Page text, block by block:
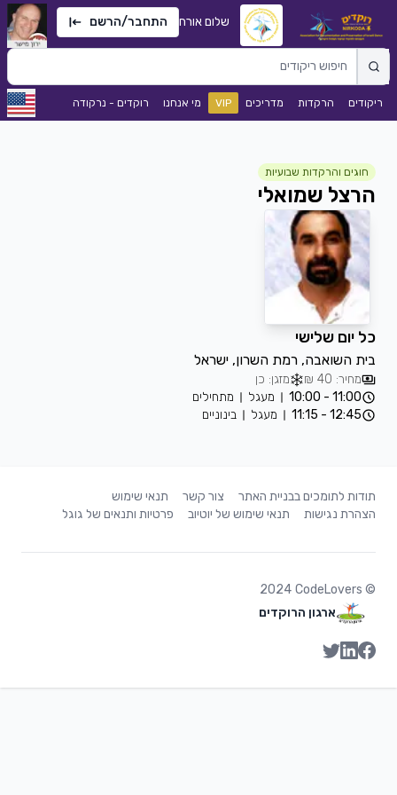
שלום אורח התחבר/הרשם
ריקודים הרקדות מדריכים VIP מי אנחנו רוקדים - נרקודה
חוגים והרקדות שבועיות
הרצל שמואלי
כל יום שלישי
בית השואבה, רמת השרון, ישראל
מחיר: 40 ₪
מזגן: כן
11:00 - 10:00
מעגל
מתחילים
12:45 - 11:15
מעגל בינוניים
תודות לתומכים בבניית האתר צור קשר
תנאי שימוש
הצהרת נגישות
תנאי שימוש של יוטיוב פרטיות ותנאים של גוגל
©
2024 CodeLovers
ארגון הרוקדים